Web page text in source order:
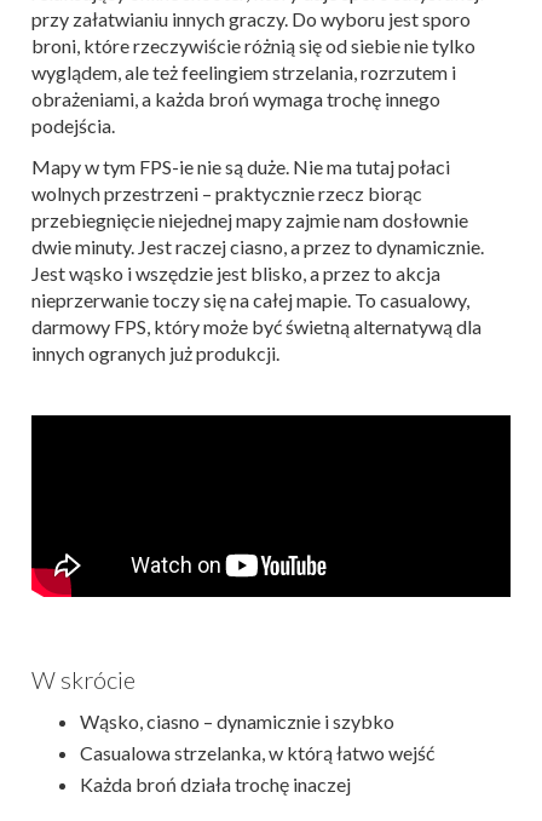
przy załatwianiu innych graczy. Do wyboru jest sporo
broni, które rzeczywiście różnią się od siebie nie tylko
wyglądem, ale też feelingiem strzelania, rozrzutem i
obrażeniami, a każda broń wymaga trochę innego
podejścia.
Mapy w tym FPS-ie nie są duże. Nie ma tutaj połaci
wolnych przestrzeni – praktycznie rzecz biorąc
przebiegnięcie niejednej mapy zajmie nam dosłownie
dwie minuty. Jest raczej ciasno, a przez to dynamicznie.
Jest wąsko i wszędzie jest blisko, a przez to akcja
nieprzerwanie toczy się na całej mapie. To casualowy,
darmowy FPS, który może być świetną alternatywą dla
innych ogranych już produkcji.
W skrócie
Wąsko, ciasno – dynamicznie i szybko
Casualowa strzelanka, w którą łatwo wejść
Każda broń działa trochę inaczej